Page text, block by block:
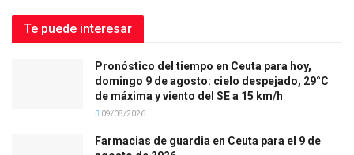
Te puede interesar
Pronóstico del tiempo en Ceuta para hoy,
domingo 9 de agosto: cielo despejado, 29°C
de máxima y viento del SE a 15 km/h
09/08/2026
Farmacias de guardia en Ceuta para el 9 de